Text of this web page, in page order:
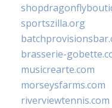
sportszilla.org
brasserie-
musicrearte.com
morseysfarms.com
riverviewtennis.com